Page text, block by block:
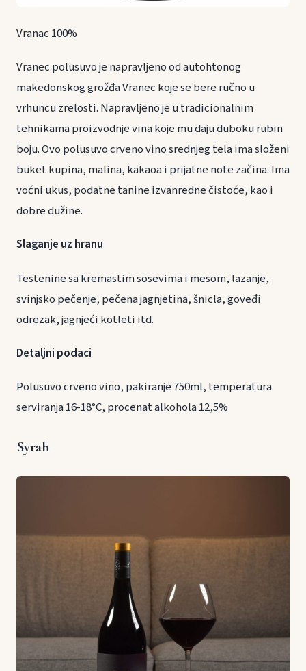
Vranac 100%
Vranec polusuvo je napravljeno od autohtonog
makedonskog grožđa Vranec koje se bere ručno u
vrhuncu zrelosti. Napravljeno je u tradicionalnim
tehnikama proizvodnje vina koje mu daju duboku rubin
boju. Ovo polusuvo crveno vino srednjeg tela ima složeni
buket kupina, malina, kakaoa i prijatne note začina. Ima
voćni ukus, podatne tanine izvanredne čistoće, kao i
dobre dužine.
Slaganje uz hranu
Testenine sa kremastim sosevima i mesom, lazanje,
svinjsko pečenje, pečena jagnjetina, šnicla, goveđi
odrezak, jagnjeći kotleti itd.
Detaljni podaci
Polusuvo crveno vino, pakiranje 750ml, temperatura
serviranja 16-18°C, procenat alkohola 12,5%
Syrah